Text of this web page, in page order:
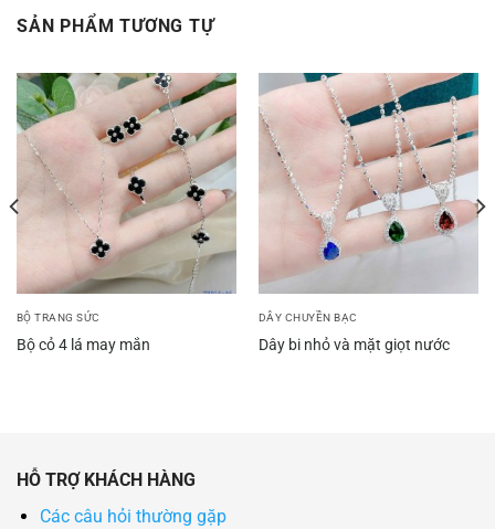
SẢN PHẨM TƯƠNG TỰ
BỘ TRANG SỨC
Bộ cỏ 4 lá may mắn
DÂY CHUYỀN BẠC
Dây bi nhỏ và mặt giọt nước
HỖ TRỢ KHÁCH HÀNG
Các câu hỏi thường gặp